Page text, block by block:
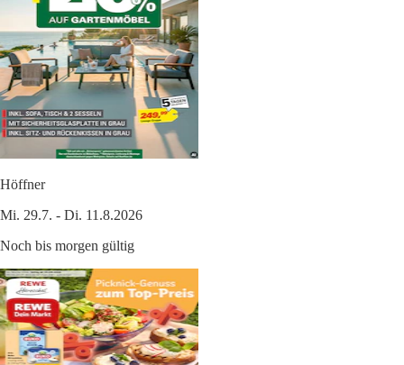
Höffner
Mi. 29.7. - Di. 11.8.2026
Noch bis morgen gültig